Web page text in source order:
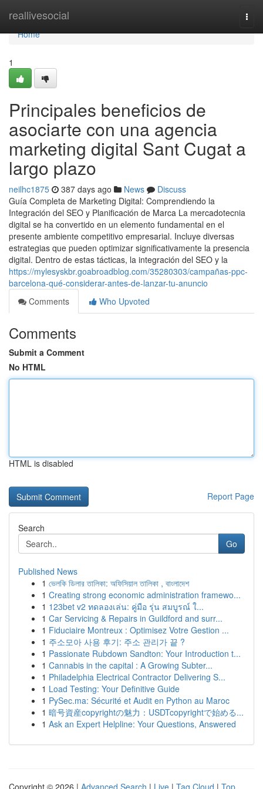
reallivesocial
Home
Home
1
Principales beneficios de
asociarte con una agencia
marketing digital Sant Cugat a
largo plazo
neilhc1875 387 days ago News
Discuss
Guía Completa de Marketing Digital: Comprendiendo la
Integración del SEO y Planificación de Marca La mercadotecnia
digital se ha convertido en un elemento fundamental en el
presente ambiente competitivo empresarial. Incluye diversas
estrategias que pueden optimizar significativamente la presencia
digital. Dentro de estas tácticas, la integración del SEO y la
https://mylesyskbr.goabroadblog.com/35280303/campañas-ppc-
barcelona-qué-considerar-antes-de-lanzar-tu-anuncio
Comments
Who Upvoted
Comments
Submit a Comment
No HTML
HTML is disabled
Report Page
Search
Go
Published News
1 ভেলকি ডিলার তালিকা: অফিসিয়াল তালিকা , বাংলাদেশ
1 Creating strong economic administration framewo...
1 123bet v2 ทดลองเล่น: คู่มือ รุ่น สมบูรณ์ ใ...
1 Car Servicing & Repairs in Guildford and surr...
1 Fiduciaire Montreux : Optimisez Votre Gestion ...
1 주소모아 사용 후기: 주소 관리가 끝 ?
1 Passionate Rubdown Sandton: Your Introduction t...
1 Cannabis in the capital : A Growing Subter...
1 Philadelphia Electrical Contractor Delivering S...
1 Load Testing: Your Definitive Guide
1 PySec.ma: Sécurité et Audit en Python au Maroc
1 暗号資産copyrightの魅力：USDTcopyrightで始める...
1 Ask an Expert Helpline: Your Questions, Answered
Copyright © 2026 | Advanced Search | Live | Tag Cloud | Top